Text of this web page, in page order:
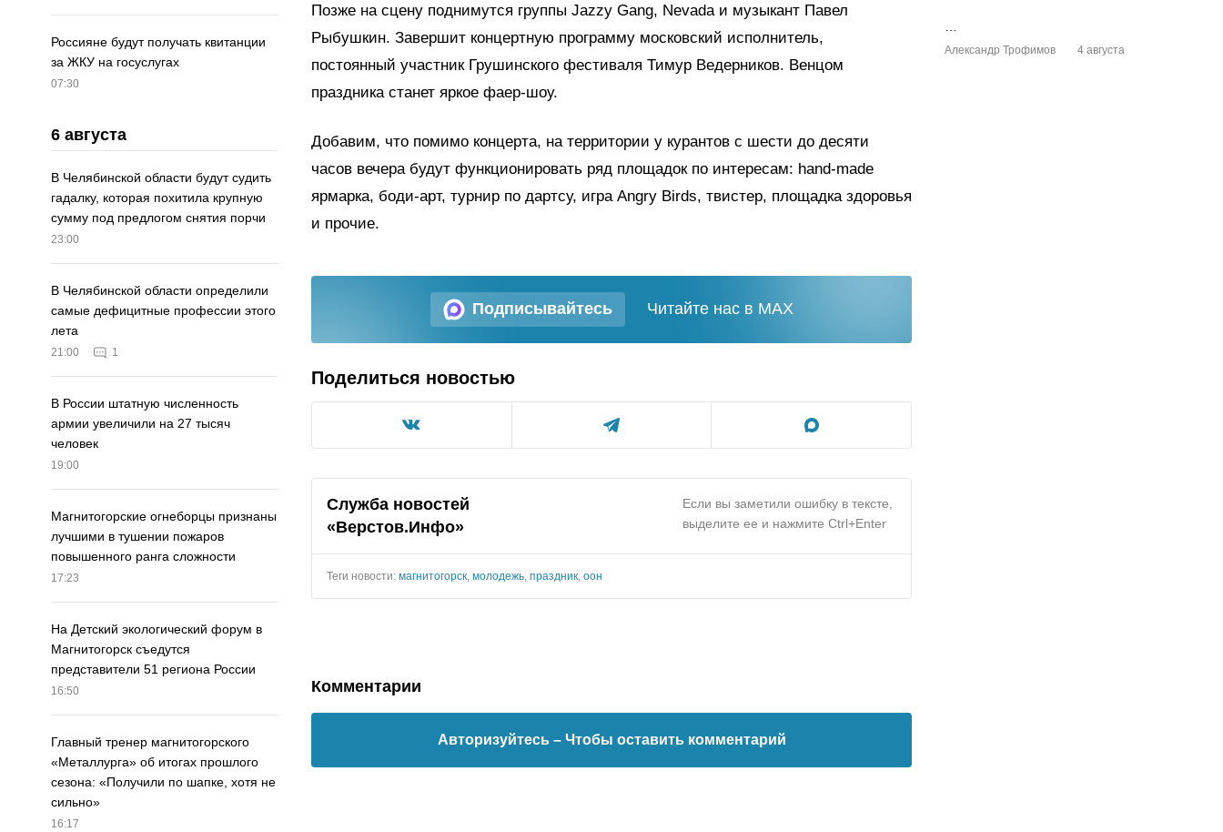
Россияне будут получать квитанции
за ЖКУ на госуслугах
07:30
6 августа
В Челябинской области будут судить
гадалку, которая похитила крупную
сумму под предлогом снятия порчи
23:00
В Челябинской области определили
самые дефицитные профессии этого
лета
21:00 1
В России штатную численность
армии увеличили на 27 тысяч
человек
19:00
Магнитогорские огнеборцы признаны
лучшими в тушении пожаров
повышенного ранга сложности
17:23
На Детский экологический форум в
Магнитогорск съедутся
представители 51 региона России
16:50
Главный тренер магнитогорского
«Металлурга» об итогах прошлого
сезона: «Получили по шапке, хотя не
сильно»
16:17
Позже на сцену поднимутся группы Jazzy Gang, Nevada и музыкант Павел
Рыбушкин. Завершит концертную программу московский исполнитель,
постоянный участник Грушинского фестиваля Тимур Ведерников. Венцом
праздника станет яркое фаер-шоу.
Добавим, что помимо концерта, на территории у курантов с шести до десяти
часов вечера будут функционировать ряд площадок по интересам: hand-made
ярмарка, боди-арт, турнир по дартсу, игра Angry Birds, твистер, площадка здоровья
и прочие.
Подписывайтесь Читайте нас в MAX
Поделиться новостью
Служба новостей
«Верстов.Инфо»
Если вы заметили ошибку в тексте,
выделите ее и нажмите Ctrl+Enter
Теги новости: магнитогорск молодежь праздник оон
Комментарии
Авторизуйтесь – Чтобы оставить комментарий
Александр Трофимов 4 августа